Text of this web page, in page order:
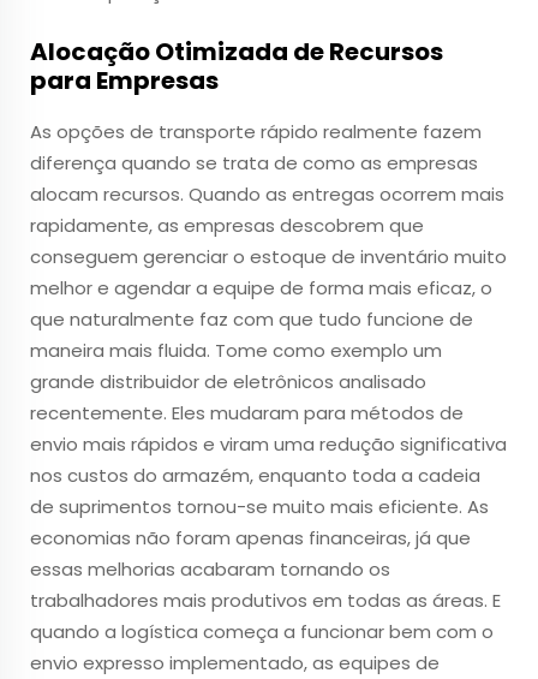
Alocação Otimizada de Recursos
para Empresas
As opções de transporte rápido realmente fazem
diferença quando se trata de como as empresas
alocam recursos. Quando as entregas ocorrem mais
rapidamente, as empresas descobrem que
conseguem gerenciar o estoque de inventário muito
melhor e agendar a equipe de forma mais eficaz, o
que naturalmente faz com que tudo funcione de
maneira mais fluida. Tome como exemplo um
grande distribuidor de eletrônicos analisado
recentemente. Eles mudaram para métodos de
envio mais rápidos e viram uma redução significativa
nos custos do armazém, enquanto toda a cadeia
de suprimentos tornou-se muito mais eficiente. As
economias não foram apenas financeiras, já que
essas melhorias acabaram tornando os
trabalhadores mais produtivos em todas as áreas. E
quando a logística começa a funcionar bem com o
envio expresso implementado, as equipes de